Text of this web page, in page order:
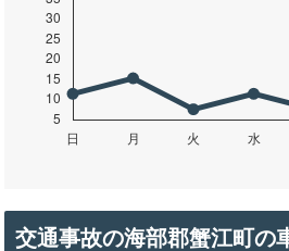
交通事故の海部郡蟹江町の